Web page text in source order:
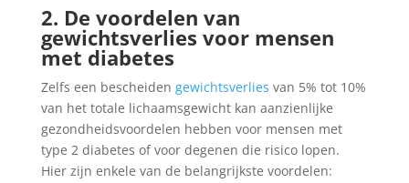
2. De voordelen van
gewichtsverlies voor mensen
met diabetes
Zelfs een bescheiden gewichtsverlies van 5% tot 10%
van het totale lichaamsgewicht kan aanzienlijke
gezondheidsvoordelen hebben voor mensen met
type 2 diabetes of voor degenen die risico lopen.
Hier zijn enkele van de belangrijkste voordelen: